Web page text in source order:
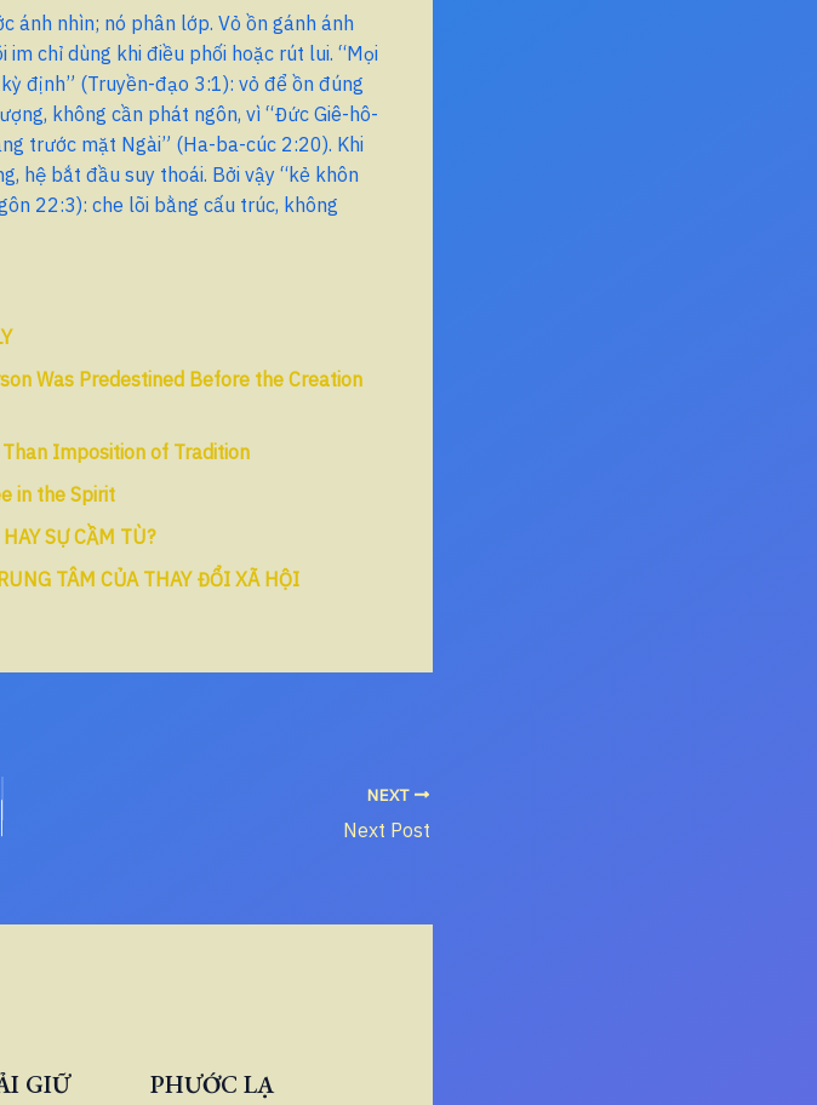
nhìn; nó phân lớp. Vỏ ồn gánh ánh
chỉ dùng khi điều phối hoặc rút lui. “Mọi
định” (Truyền-đạo 3:1): vỏ để ồn đúng
không cần phát ngôn, vì “Đức Giê-hô-
trước mặt Ngài” (Ha-ba-cúc 2:20). Khi
hệ bắt đầu suy thoái. Bởi vậy “kẻ khôn
22:3): che lõi bằng cấu trúc, không
Was Predestined Before the Creation
Imposition of Tradition
in the Spirit
SỰ CẦM TÙ?
TÂM CỦA THAY ĐỔI XÃ HỘI
NEXT
Next Post
GIỮ
PHƯỚC LẠ